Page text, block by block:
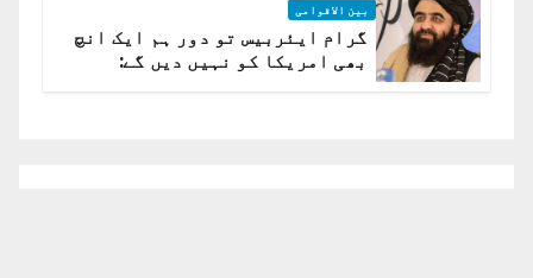
بین الاقوامی
گرام ایئربیس تو دور ہم ایک انچ
بھی امریکا کو نہیں دیں گے: